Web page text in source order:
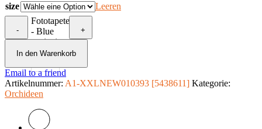
size Leeren
-
Fototapete
- Blue
excitation
Menge
+
In den Warenkorb
Email to a friend
Artikelnummer: A1-XXLNEW010393 [5438611] Kategorie:
Orchideen